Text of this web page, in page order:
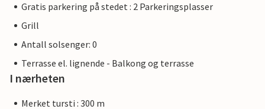
Gratis parkering på stedet : 2 Parkeringsplasser
Grill
Antall solsenger: 0
Terrasse el. lignende - Balkong og terrasse
I nærheten
Merket tursti : 300 m